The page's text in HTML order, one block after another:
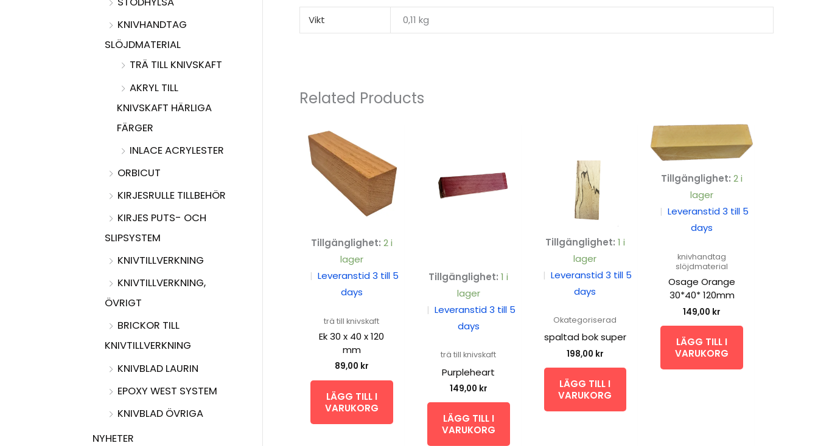
KNIVHANDTAG
SLÖJDMATERIAL
TRÄ TILL KNIVSKAFT
AKRYL TILL
KNIVSKAFT HÄRLIGA
FÄRGER
INLACE ACRYLESTER
ORBICUT
KIRJESRULLE TILLBEHÖR
KIRJES PUTS- OCH
SLIPSYSTEM
KNIVTILLVERKNING
KNIVTILLVERKNING,
ÖVRIGT
BRICKOR TILL
KNIVTILLVERKNING
KNIVBLAD LAURIN
EPOXY WEST SYSTEM
KNIVBLAD ÖVRIGA
NYHETER
Vikt 0,11 kg
Related Products
Tillgänglighet: 2 i
lager
| Leveranstid 3 till 5
days
trä till knivskaft
Ek 30 x 40 x 120
mm
89,00 kr
LÄGG TILL I
VARUKORG
Tillgänglighet: 1 i
lager
| Leveranstid 3 till 5
days
trä till knivskaft
Purpleheart
149,00 kr
LÄGG TILL I
VARUKORG
Tillgänglighet: 1 i
lager
| Leveranstid 3 till 5
days
Okategoriserad
spaltad bok super
198,00 kr
LÄGG TILL I
VARUKORG
Tillgänglighet: 2 i
lager
| Leveranstid 3 till 5
days
knivhandtag
slöjdmaterial
Osage Orange
30*40* 120mm
149,00 kr
LÄGG TILL I
VARUKORG